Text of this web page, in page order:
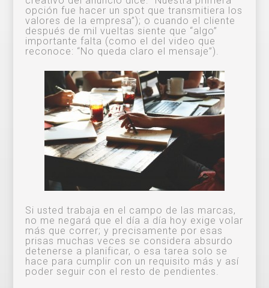
opción fue hacer un spot que transmitiera los
valores de la empresa”); o cuando el cliente
después de mil vueltas siente que “algo”
importante falta (como el del video que
reconoce: “No queda claro el mensaje”).
Si usted trabaja en el campo de las marcas,
no me negará que el día a día hoy exige volar
más que correr; y precisamente por esas
prisas muchas veces se considera absurdo
detenerse a planificar, o esa tarea solo se
hace para cumplir con un requisito más y así
poder seguir con el resto de pendientes.